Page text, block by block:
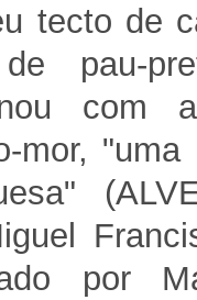
tecto de
pau-
com
mor,
por